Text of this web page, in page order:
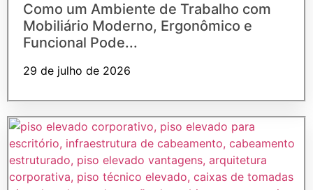
Como um Ambiente de Trabalho com
Mobiliário Moderno, Ergonômico e
Funcional Pode...
29 de julho de 2026